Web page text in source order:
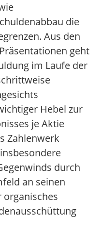
die
Aus den
geht
im Laufe der
Hebel zur
je Aktie
Zahlenwerk
durch
an seinen